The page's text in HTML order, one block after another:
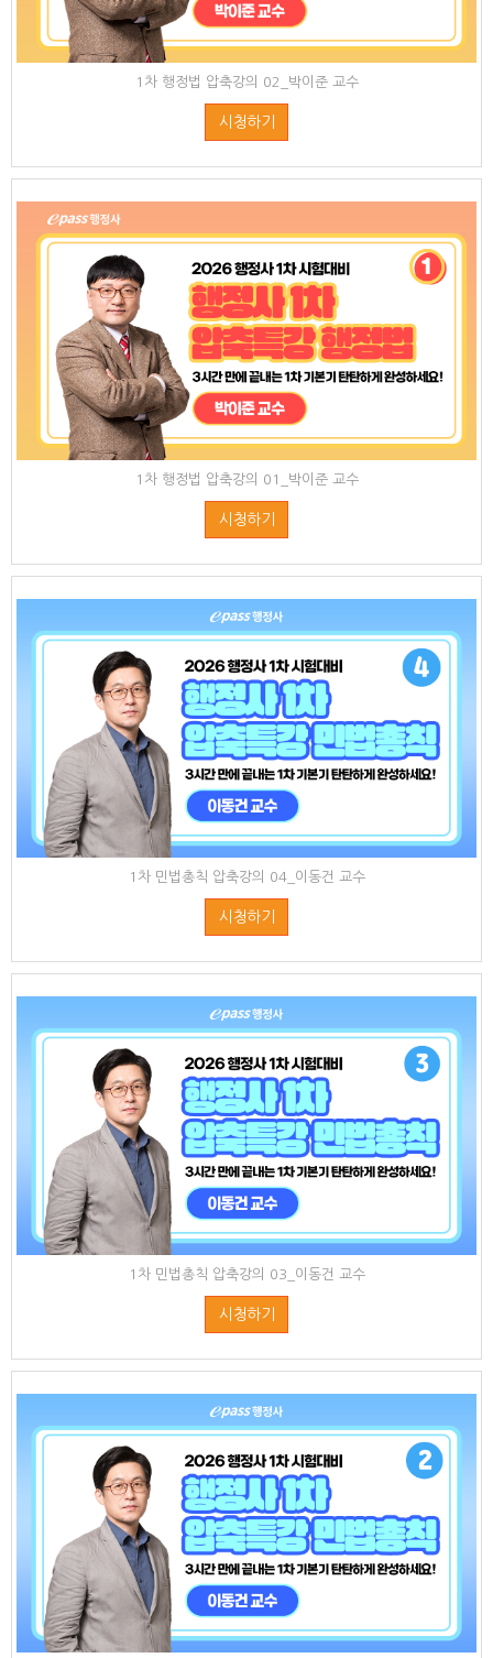
1차 행정법 압축강의 02_박이준 교수
시청하기
1차 행정법 압축강의 01_박이준 교수
시청하기
1차 민법총칙 압축강의 04_이동건 교수
시청하기
1차 민법총칙 압축강의 03_이동건 교수
시청하기